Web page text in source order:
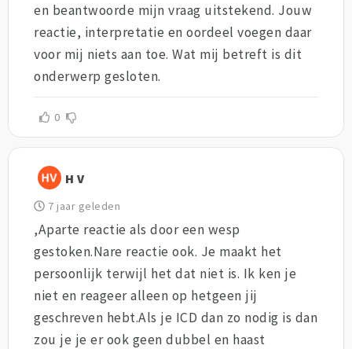
en beantwoorde mijn vraag uitstekend. Jouw
reactie, interpretatie en oordeel voegen daar
voor mij niets aan toe. Wat mij betreft is dit
onderwerp gesloten.
0
H V
7 jaar geleden
,Aparte reactie als door een wesp
gestoken.Nare reactie ook. Je maakt het
persoonlijk terwijl het dat niet is. Ik ken je
niet en reageer alleen op hetgeen jij
geschreven hebt.Als je ICD dan zo nodig is dan
zou je je er ook geen dubbel en haast